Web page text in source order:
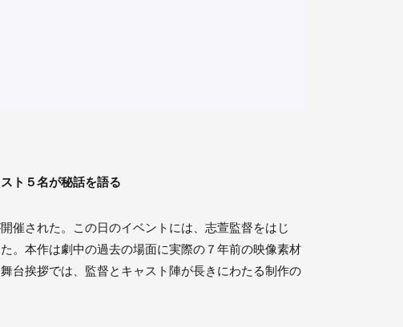
ト５名が秘話を語る
催された。この日のイベントには、志萱監督をはじ
。本作は劇中の過去の場面に実際の７年前の映像素材
台挨拶では、監督とキャスト陣が長きにわたる制作の